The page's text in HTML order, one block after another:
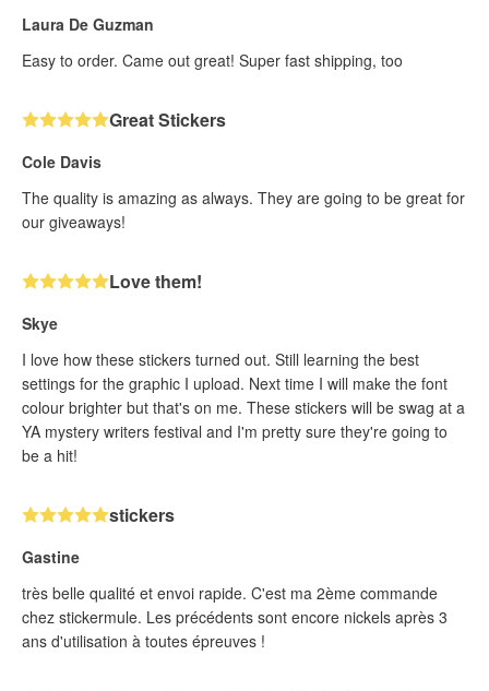
Laura De Guzman
Easy to order. Came out great! Super fast shipping, too
Great Stickers
Cole Davis
The quality is amazing as always. They are going to be great for
our giveaways!
Love them!
Skye
I love how these stickers turned out. Still learning the best
settings for the graphic I upload. Next time I will make the font
colour brighter but that's on me. These stickers will be swag at a
YA mystery writers festival and I'm pretty sure they're going to
be a hit!
stickers
Gastine
très belle qualité et envoi rapide. C'est ma 2ème commande
chez stickermule. Les précédents sont encore nickels après 3
ans d'utilisation à toutes épreuves !